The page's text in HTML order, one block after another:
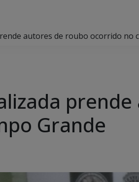
autores de roubo ocorrido no
Grande